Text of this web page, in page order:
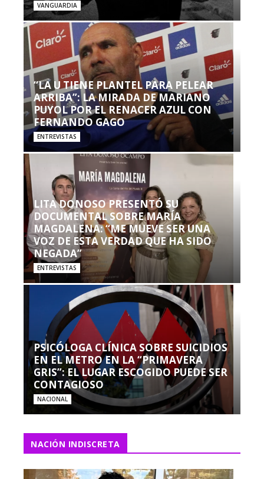
VANGUARDIA
“LA U TIENE PLANTEL PARA PELEAR
ARRIBA”: LA MIRADA DE MARIANO
PUYOL POR EL RENACER AZUL CON
FERNANDO GAGO
ENTREVISTAS
LITA DONOSO PRESENTÓ SU
DOCUMENTAL SOBRE MARÍA
MAGDALENA: “ME MUEVE SER UNA
VOZ DE ESTA VERDAD QUE HA SIDO
NEGADA”
ENTREVISTAS
PSICÓLOGA CLÍNICA SOBRE SUICIDIOS
EN EL METRO EN LA “PRIMAVERA
GRIS”: EL LUGAR ESCOGIDO PUEDE SER
CONTAGIOSO
NACIONAL
NACIÓN INDISCRETA